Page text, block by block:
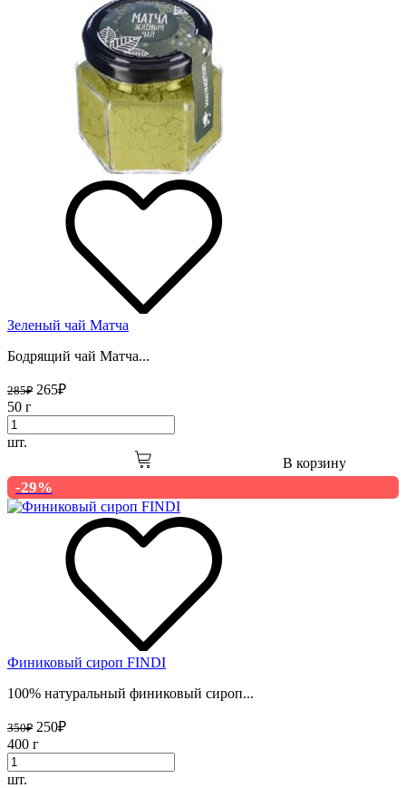
Зеленый чай Матча
Бодрящий чай Матча...
285₽ 265₽
50 г
шт.
В корзину
-29%
Финиковый сироп FINDI
100% натуральный финиковый сироп...
350₽ 250₽
400 г
шт.